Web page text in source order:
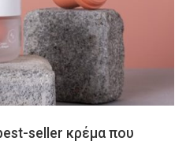
seller κρέμα που